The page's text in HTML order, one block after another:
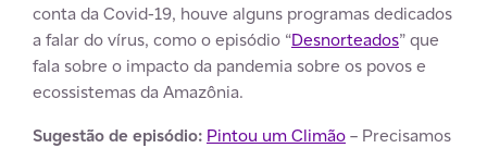
conta da Covid-19, houve alguns programas dedicados
a falar do vírus, como o episódio “Desnorteados” que
fala sobre o impacto da pandemia sobre os povos e
ecossistemas da Amazônia.
Sugestão de episódio: Pintou um Climão– Precisamos